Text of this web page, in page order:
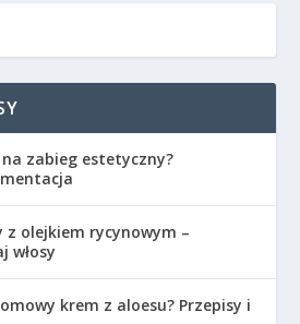
zabieg estetyczny?
z olejkiem rycynowym –
włosy
krem z aloesu? Przepisy i